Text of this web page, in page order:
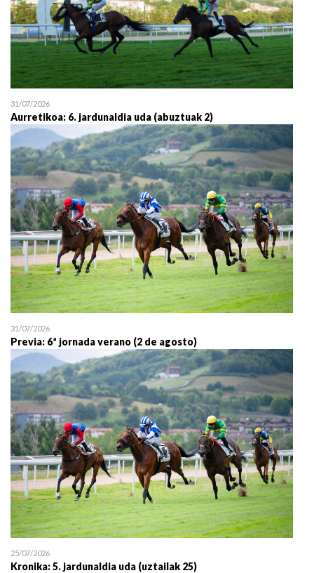
31/07/2026
Aurretikoa: 6. jardunaldia uda (abuztuak 2)
31/07/2026
Previa: 6ª jornada verano (2 de agosto)
25/07/2026
Kronika: 5. jardunaldia uda (uztailak 25)